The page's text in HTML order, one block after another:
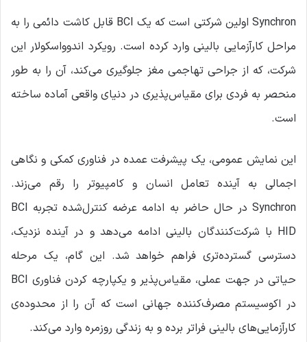
Synchron اولین شرکتی است که یک BCI قابل کاشت دائمی را به
مراحل کارآزمایی بالینی وارد کرده است. رویکرد اندوواسکولار این
شرکت، که از جراحی تهاجمی مغز جلوگیری می‌کند، آن را به طور
منحصر به فردی برای مقیاس‌پذیری در دنیای واقعی آماده ساخته
است.
این نمایش عمومی، یک پیشرفت عمده در فناوری کمکی و نگاهی
اجمالی به آینده تعامل انسان و کامپیوتر را رقم می‌زند.
Synchron در حال حاضر به ادامه عرضه کنترل‌شده تجربه BCI
HID با شرکت‌کنندگان بالینی ادامه می‌دهد و در آینده نزدیک،
دسترسی گسترده‌تری فراهم خواهد شد. این گام، یک مرحله
حیاتی در جهت عملی، مقیاس‌پذیر و یکپارچه کردن فناوری BCI
در اکوسیستم مصرف‌کننده جهانی است که آن را از محدوده‌ی
کارآزمایی‌های بالینی فراتر برده و به زندگی روزمره وارد می‌کند.